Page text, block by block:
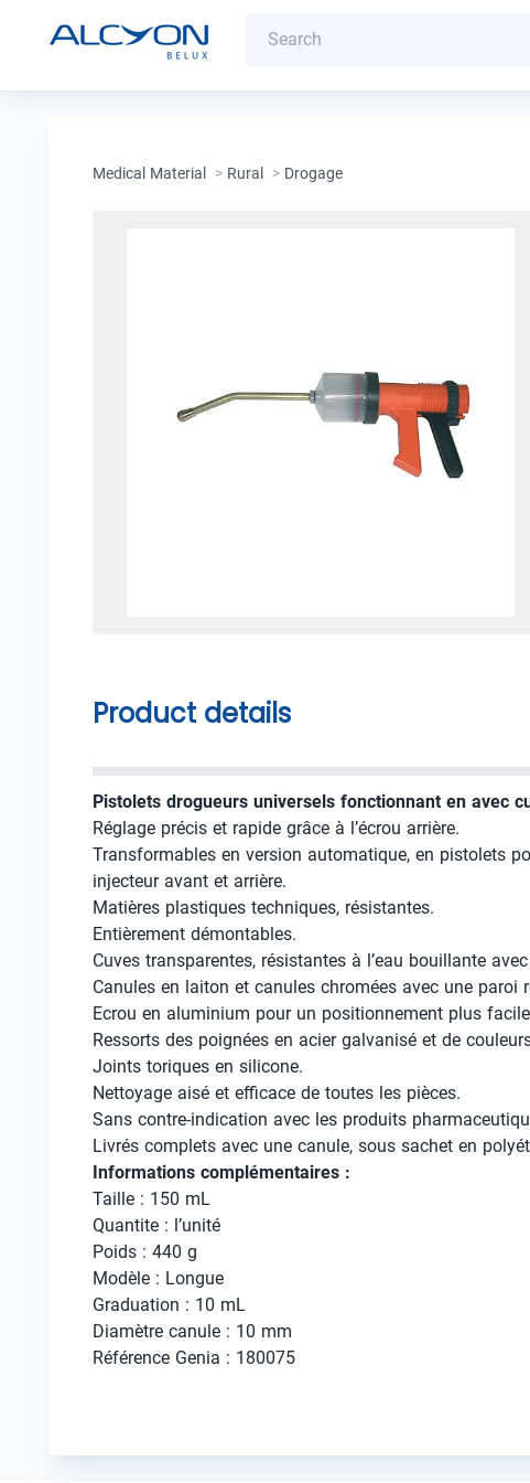
Medical Material > Rural > Drogage
Product details
Pistolets drogueurs universels fonctionnant en avec
Réglage précis et rapide grâce à l’écrou arrière.
Transformables en version automatique, en pistolets
injecteur avant et arrière.
Matières plastiques techniques, résistantes.
Entièrement démontables.
Cuves transparentes, résistantes à l’eau bouillante
Canules en laiton et canules chromées avec une paroi
Ecrou en aluminium pour un positionnement plus
Ressorts des poignées en acier galvanisé et de
Joints toriques en silicone.
Nettoyage aisé et efficace de toutes les pièces.
Sans contre-indication avec les produits
Livrés complets avec une canule, sous sachet en
Informations complémentaires :
Taille : 150 mL
Quantite : l’unité
Poids : 440 g
Modèle : Longue
Graduation : 10 mL
Diamètre canule : 10 mm
Référence Genia : 180075